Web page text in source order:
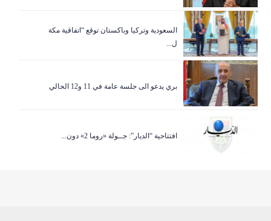
السعودية وتركيا وباكستان توقع “اتفاقية مكة
ل...
بري يدعو الى جلسة عامة في 11 و12 الحالي
افتتاحية “الديار”: جــولة «روما 2» دون...